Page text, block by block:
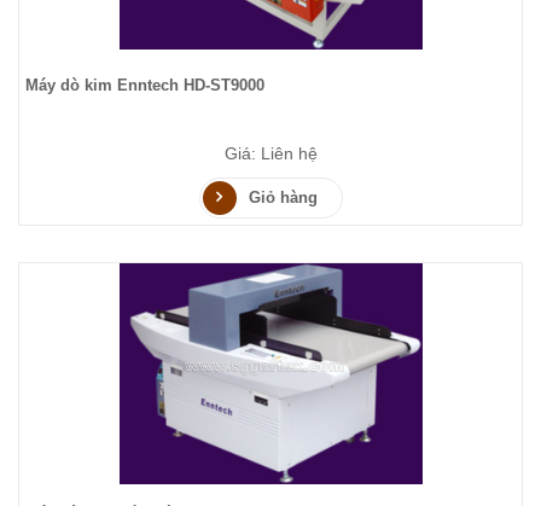
Máy dò kim Enntech HD-ST9000
Giá: Liên hệ
Giỏ hàng